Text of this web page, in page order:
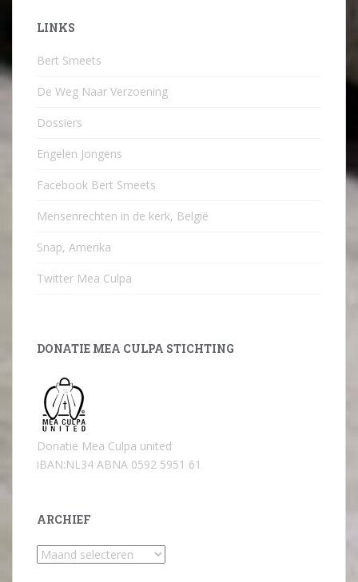
LINKS
Bert Smeets
De Weg Naar Verzoening
Dossiers
Engelen Jongens
Facebook Bert Smeets
Mensenrechten in de kerk, België
Snap, Amerika
Twitter Mea Culpa
DONATIE MEA CULPA STICHTING
Donatie Mea Culpa united
iBAN:NL34 ABNA 0592 5951 61
ARCHIEF
Archief